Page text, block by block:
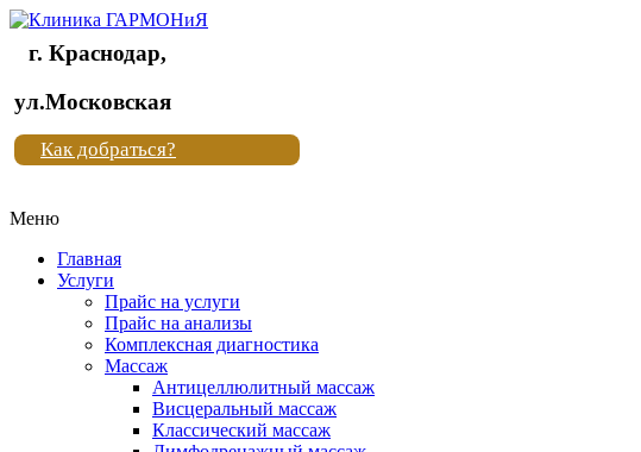
Клиника
"Новая
жизнь"
Клиника
жизнь"
г. Краснодар,
ул.Московская
Как добраться?
Меню
Главная
Услуги
Прайс на услуги
Прайс на анализы
Комплексная диагностика
Массаж
Антицеллюлитный массаж
Висцеральный массаж
Классический массаж